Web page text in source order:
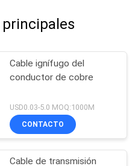
Cable ignífugo del
conductor de cobre
USD0.03-5.0 MOQ:1000M
CONTACTO
Cable de transmisión